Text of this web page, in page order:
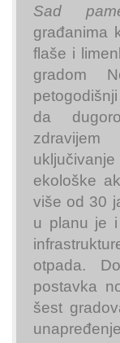
Sad
građanima
flaše i
gradom
da
ekološke
više od 30
u planu je i
otpada.
postavka
šest